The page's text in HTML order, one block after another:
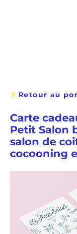
Retour au
Carte
Petit Salon
salon de
cocooning